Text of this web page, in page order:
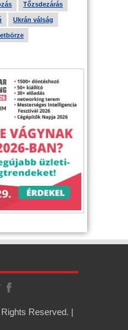
Tőzsdezárás
Ukrán válság
Reserved. |